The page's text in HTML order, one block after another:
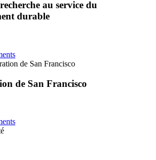
au service du
durable
de San Francisco
de San Francisco